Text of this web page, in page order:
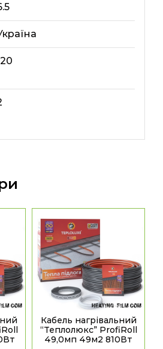
Кабель нагрівальний
“Теплолюкс” ProfiRoll
49,0мп 49м2 810Вт